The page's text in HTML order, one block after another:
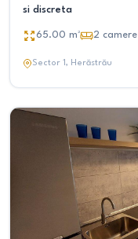
si discreta
65.00 m² 2 camere
Sector 1, Herăstrău